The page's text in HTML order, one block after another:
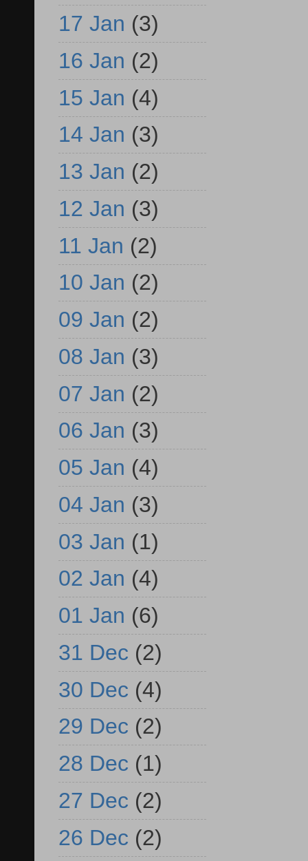
17 Jan (3)
16 Jan (2)
15 Jan (4)
14 Jan (3)
13 Jan (2)
12 Jan (3)
11 Jan (2)
10 Jan (2)
09 Jan (2)
08 Jan (3)
07 Jan (2)
06 Jan (3)
05 Jan (4)
04 Jan (3)
03 Jan (1)
02 Jan (4)
01 Jan (6)
31 Dec (2)
30 Dec (4)
29 Dec (2)
28 Dec (1)
27 Dec (2)
26 Dec (2)